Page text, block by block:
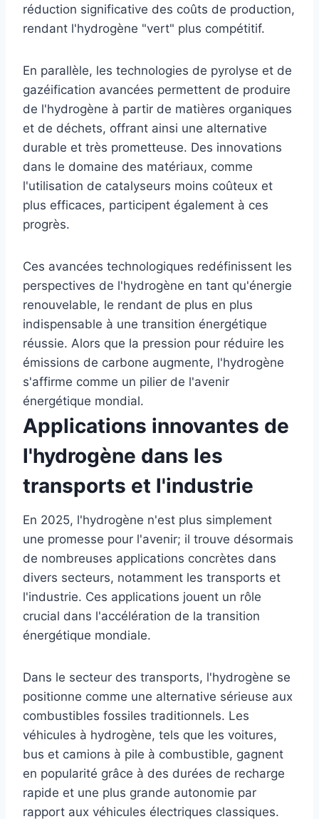
réduction significative des coûts de production,
rendant l'hydrogène "vert" plus compétitif.
En parallèle, les technologies de pyrolyse et de
gazéification avancées permettent de produire
de l'hydrogène à partir de matières organiques
et de déchets, offrant ainsi une alternative
durable et très prometteuse. Des innovations
dans le domaine des matériaux, comme
l'utilisation de catalyseurs moins coûteux et
plus efficaces, participent également à ces
progrès.
Ces avancées technologiques redéfinissent les
perspectives de l'hydrogène en tant qu'énergie
renouvelable, le rendant de plus en plus
indispensable à une transition énergétique
réussie. Alors que la pression pour réduire les
émissions de carbone augmente, l'hydrogène
s'affirme comme un pilier de l'avenir
énergétique mondial.
Applications innovantes de
l'hydrogène dans les
transports et l'industrie
En 2025, l'hydrogène n'est plus simplement
une promesse pour l'avenir; il trouve désormais
de nombreuses applications concrètes dans
divers secteurs, notamment les transports et
l'industrie. Ces applications jouent un rôle
crucial dans l'accélération de la transition
énergétique mondiale.
Dans le secteur des transports, l'hydrogène se
positionne comme une alternative sérieuse aux
combustibles fossiles traditionnels. Les
véhicules à hydrogène, tels que les voitures,
bus et camions à pile à combustible, gagnent
en popularité grâce à des durées de recharge
rapide et une plus grande autonomie par
rapport aux véhicules électriques classiques.